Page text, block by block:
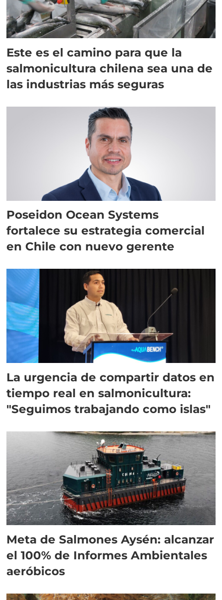
Este es el camino para que la
salmonicultura chilena sea una de
las industrias más seguras
Poseidon Ocean Systems
fortalece su estrategia comercial
en Chile con nuevo gerente
La urgencia de compartir datos en
tiempo real en salmonicultura:
"Seguimos trabajando como islas"
Meta de Salmones Aysén: alcanzar
el 100% de Informes Ambientales
aeróbicos